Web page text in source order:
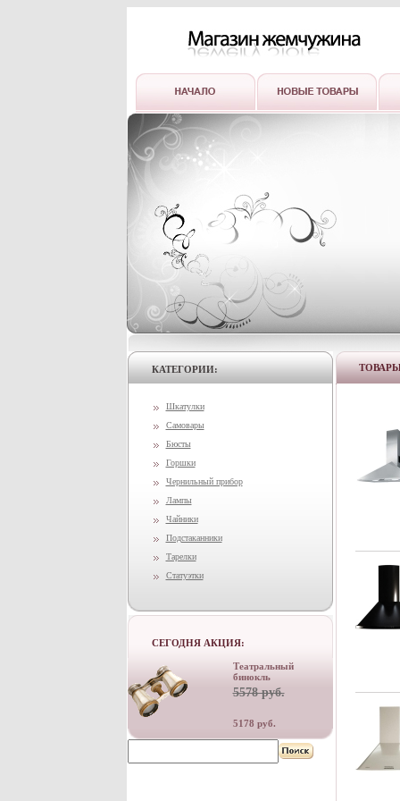
КАТЕГОРИИ:
Шкатулки
Самовары
Бюсты
Горшки
Чернильный прибор
Лампы
Чайники
Подстаканники
Тарелки
Статуэтки
СЕГОДНЯ АКЦИЯ:
Театральный
бинокль
5578 руб.
5178 руб.